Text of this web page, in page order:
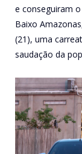
e conseguiram
Baixo
(21), uma
saudação da